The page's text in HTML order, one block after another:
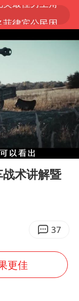
落网
单公布
区是中国领土
致超20人死亡
独闯南太行失联女子遗体已找到
级地震
白海豚突然大拐弯 走出罕见路线
高铁双人座被免票儿童挤成3人座
公安部通报：抓获犯罪嫌疑人8200余名
中方：奉劝美方解除对古巴制裁封锁
12:40
术讲解暨
37
更佳